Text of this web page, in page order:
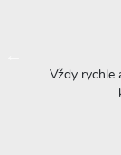
Vždy rychle